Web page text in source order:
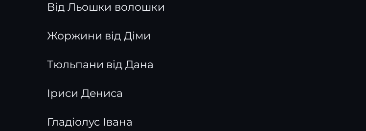
Від Льошки волошки
Жоржини від Діми
Тюльпани від Дана
Іриси Дениса
Гладіолус Івана